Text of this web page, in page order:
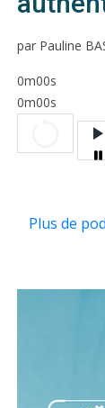
par Pauline
0m00s
0m00s
Plus de